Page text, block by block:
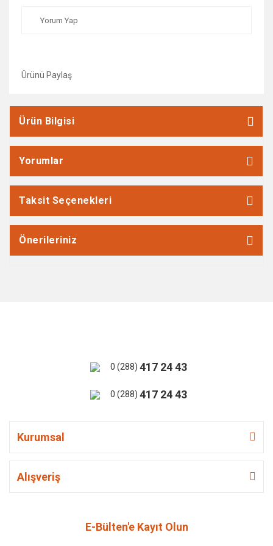
Yorum Yap
Ürünü Paylaş
Ürün Bilgisi
Yorumlar
Taksit Seçenekleri
Önerileriniz
0 (288) 417 24 43
0 (288) 417 24 43
Kurumsal
Alışveriş
E-Bülten'e Kayıt Olun